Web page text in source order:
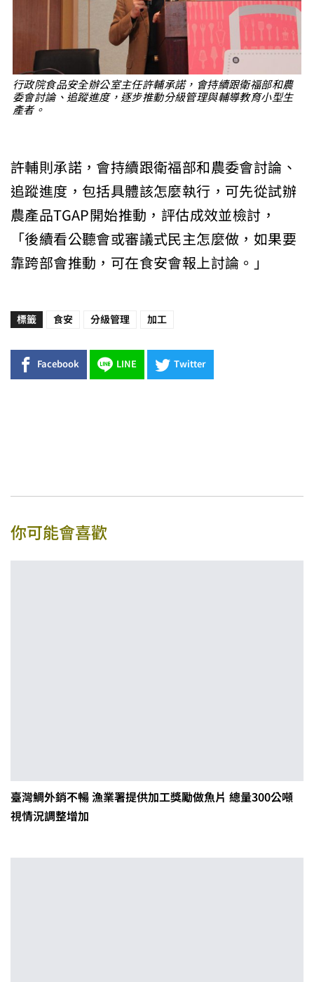
行政院食品安全辦公室主任許輔承諾，會持續跟衛福部和農
委會討論、追蹤進度，逐步推動分級管理與輔導教育小型生
產者。
許輔則承諾，會持續跟衛福部和農委會討論、
追蹤進度，包括具體該怎麼執行，可先從試辦
農產品TGAP開始推動，評估成效並檢討，
「後續看公聽會或審議式民主怎麼做，如果要
靠跨部會推動，可在食安會報上討論。」
標籤 食安 分級管理 加工
Facebook LINE Twitter
你可能會喜歡
臺灣鯛外銷不暢 漁業署提供加工獎勵做魚片 總量300公噸
視情況調整增加